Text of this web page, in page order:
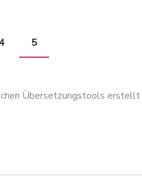
5
Übersetzungstools erstellt